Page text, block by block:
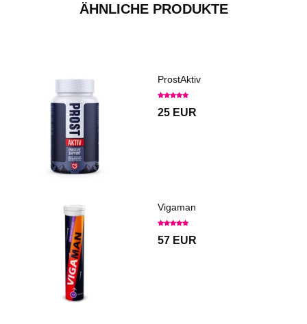
ÄHNLICHE PRODUKTE
ProstAktiv
25 EUR
Vigaman
57 EUR